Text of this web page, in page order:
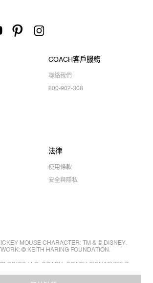
COACH客戶服務
聯絡我們
800-902-308
法律
使用條款
安全與隱私
MOUSE CHARACTER: TM & © DISNEY.
© KEITH HARING FOUNDATION.
LLC. COACH, COACH SIGNATURE C